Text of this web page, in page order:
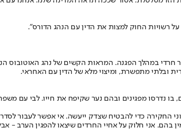
על רשויות החוק למצות את הדין עם הנהג הדורס".
במהלך הפגנה. המראות הקשים של נהג האוטובוס
ובלתי מתפשרת, ומיצוי מלא של הדין עם האחראי.
נדרסו מפגינים ובהם נער שקיפח את חייו. לבי עם
החקירה כדי להבטיח שצדק ייעשה. אי אפשר לעבור
בהם. אני חלוק על אחיי החרדים שיצאו להפגין הערב -